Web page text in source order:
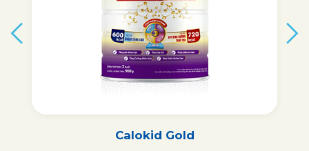
Calokid Gold